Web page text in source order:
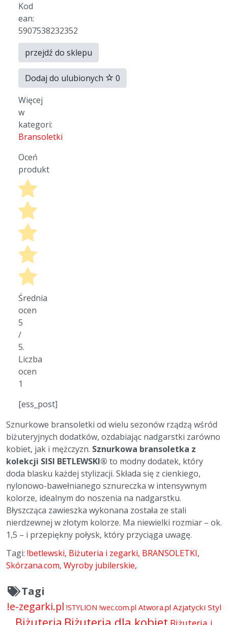
Kod
ean:
5907538232352
przejdź do sklepu
Dodaj do ulubionych
0
Więcej
w
kategori:
Bransoletki
Oceń
produkt
Średnia
ocen
5
/
5.
Liczba
ocen
1
[ess_post]
Sznurkowe bransoletki od wielu sezonów rządzą wśród
biżuteryjnych dodatków, ozdabiając nadgarstki zarówno
kobiet, jak i mężczyzn. Sznurkowa bransoletka z
kolekcji SISI BETLEWSKI® to modny dodatek, który
doda blasku każdej stylizacji. Składa się z cienkiego,
nylonowo-bawełnianego sznureczka w intensywnym
kolorze, idealnym do noszenia na nadgarstku.
Błyszcząca zawieszka wykonana została ze stali
nierdzewnej w złotym kolorze. Ma niewielki rozmiar – ok.
1,5 – i przepiękny połysk, który przyciąga uwagę.
Tagi: !betlewski Biżuteria i zegarki BRANSOLETKI
Skórzana.com Wyroby jubilerskie
Tagi
!e-zegarki.pl !STYLION !wec.com.pl Atwora.pl Azjatycki Styl